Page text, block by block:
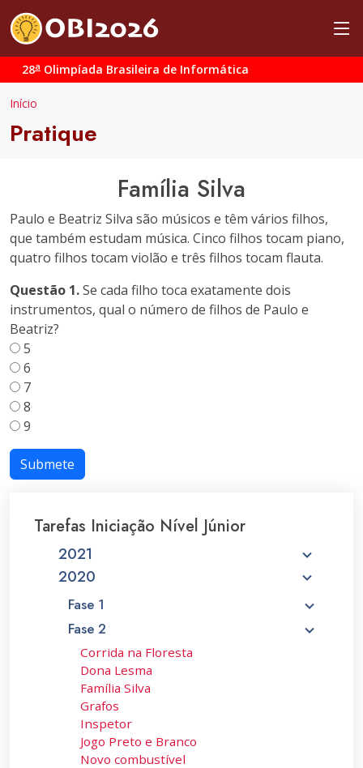
28a Olimpíada Brasileira de Informática
Início
Pratique
Família Silva
Paulo e Beatriz Silva são músicos e têm vários filhos,
que também estudam música. Cinco filhos tocam piano,
quatro filhos tocam violão e três filhos tocam flauta.
Questão 1.Se cada filho toca exatamente dois
instrumentos, qual o número de filhos de Paulo e
Beatriz?
5
6
7
8
9
Submete
Tarefas Iniciação Nível Júnior
2021
2020
Fase 1
Fase 2
Corrida na Floresta
Dona Lesma
Família Silva
Grafos
Inspetor
Jogo Preto e Branco
Novo combustível